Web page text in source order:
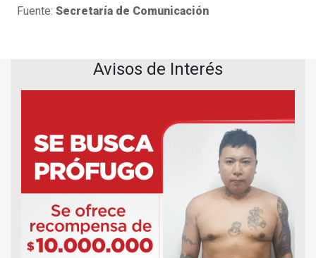
Fuente: Secretaría de Comunicación
Avisos de Interés